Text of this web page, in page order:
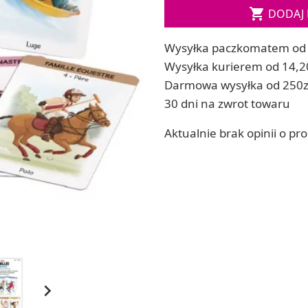
ręcznych
Soda, kwasek, formy do kul do kąpieli
RZEŹBA, GLINY I ODLEWY
Lepienie i rzeźbienie
Odlewy dekoracyjne
Tworzenie z gliny polimerowej
Modelowanie dla dzieci

 DODAJ
Wysyłka paczkomatem od
Wysyłka kurierem od
Darmowa wysyłka od
30 dni na zwrot towaru
Aktualnie brak opinii o